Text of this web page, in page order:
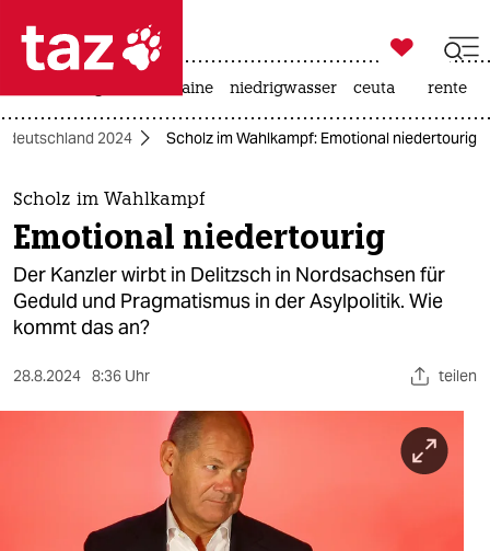
 taz zahl ich
taz zahl ich
themen
politik
öko

taz zahl ich
krieg in der ukraine niedrigwasser ceuta rente
2024 Scholz im Wahlkampf: Emotional niedertourig
Scholz im Wahlkampf
Emotional niedertourig
Der Kanzler wirbt in Delitzsch in Nordsachsen für
Geduld und Pragmatismus in der Asylpolitik. Wie
kommt das an?
28.8.2024 8:36 Uhr teilen